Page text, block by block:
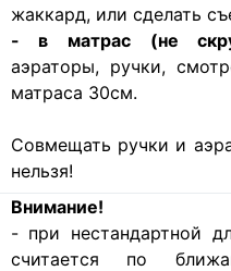
жаккард, или сделать
- в матрас (не
аэраторы, ручки,
матраса 30см.
Совмещать ручки и
нельзя!
Внимание!
- при нестандартной
считается по